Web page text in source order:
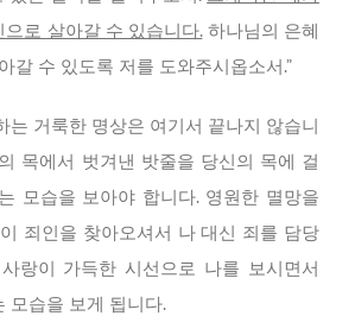
로 살아갈 수 있습니다.하나님의 은혜
갈 수 있도록 저를 도와주시옵소서.”
는 거룩한 명상은 여기서 끝나지 않습니
목에서 벗겨낸 밧줄을 당신의 목에 걸
모습을 보아야 합니다. 영원한 멸망을
죄인을 찾아오셔서 나 대신 죄를 담당
랑이 가득한 시선으로 나를 보시면서
모습을 보게 됩니다.